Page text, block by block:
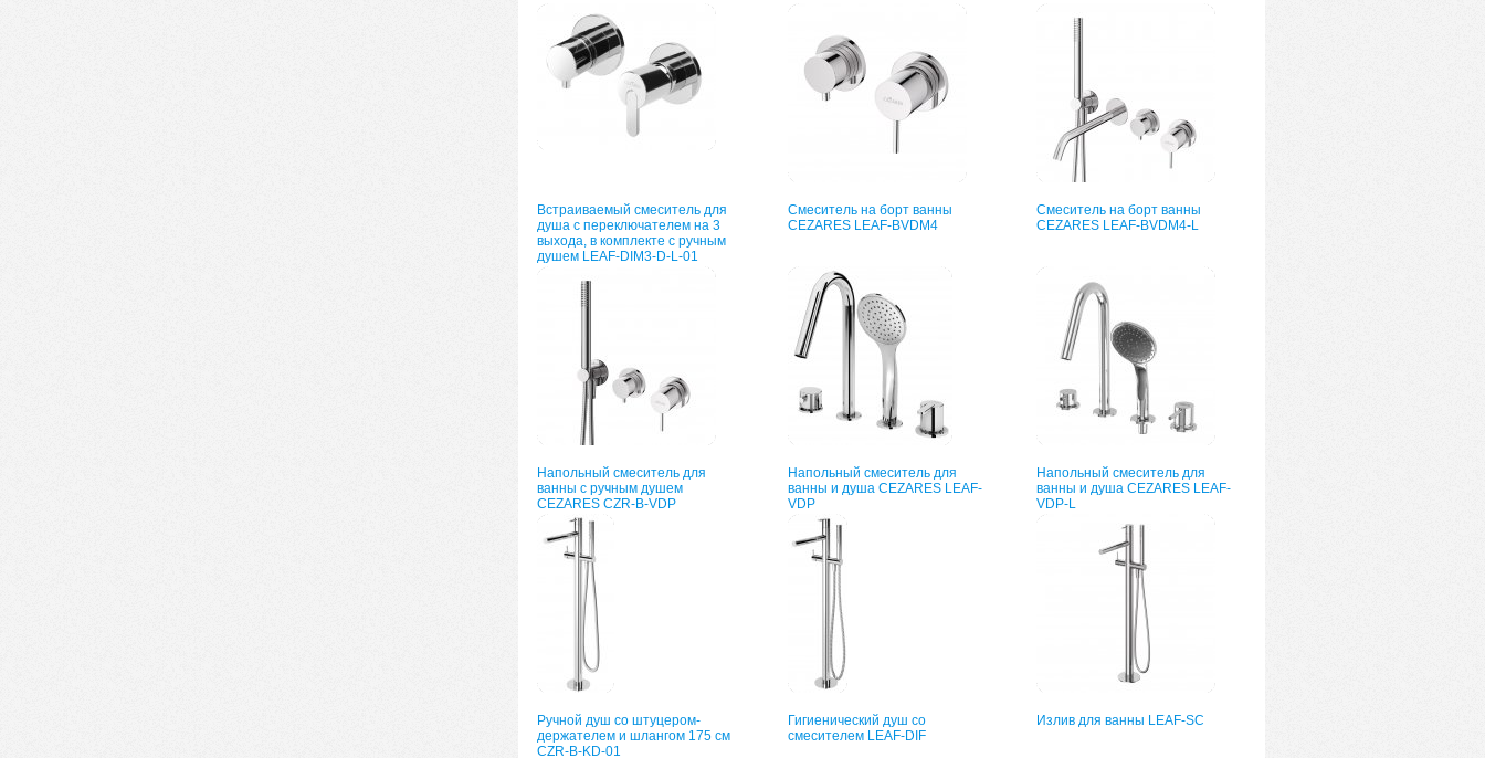
Встраиваемый смеситель для
душа с переключателем на 3
выхода, в комплекте с ручным
душем LEAF-DIM3-D-L-01
Смеситель на борт ванны
CEZARES LEAF-BVDM4
Смеситель на борт ванны
CEZARES LEAF-BVDM4-L
Напольный смеситель для
ванны с ручным душем
CEZARES CZR-B-VDP
Напольный смеситель для
ванны и душа CEZARES LEAF-
VDP
Напольный смеситель для
ванны и душа CEZARES LEAF-
VDP-L
Ручной душ со штуцером-
держателем и шлангом 175 см
CZR-B-KD-01
Гигиенический душ со
смесителем LEAF-DIF
Излив для ванны LEAF-SC